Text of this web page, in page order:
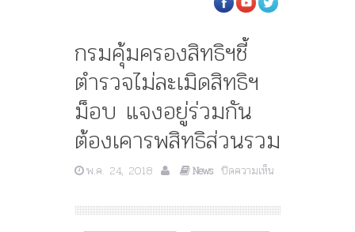
กรมคุ้มครองสิทธิฯชี้
ตำรวจไม่ละเมิดสิทธิฯ
ม็อบ แจงอยู่ร่วมกัน
ต้องเคารพสิทธิส่วนรวม
พ.ค. 24, 2018 News ปิดความเห็น
กรม
คุ้มครอง